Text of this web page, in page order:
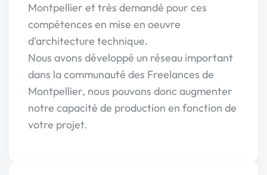
Montpellier et très demandé pour ces
compétences en mise en oeuvre
d'architecture technique.
Nous avons développé un réseau important
dans la communauté des Freelances de
Montpellier, nous pouvons donc augmenter
notre capacité de production en fonction de
votre projet.